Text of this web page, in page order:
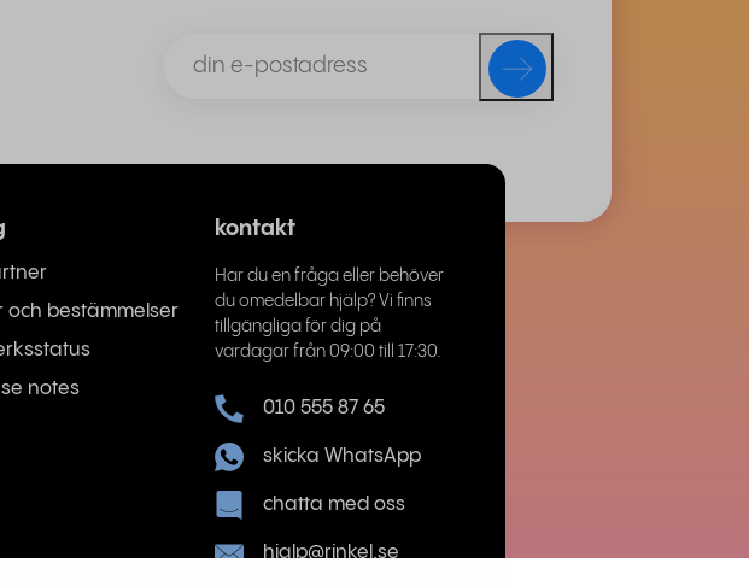
och bestämmelser
notes
kontakt
Har du en fråga eller behöver
du omedelbar hjälp? Vi finns
tillgängliga för dig på
vardagar från 09:00 till 17:30.
010 555 87 65
skicka WhatsApp
chatta med oss
hjalp@rinkel.se